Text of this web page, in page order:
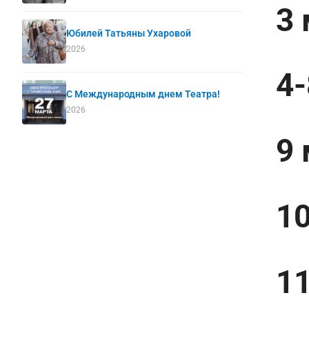
Юбилей Татьяны Ухаровой
2026
С Международным днем Театра!
2026
3
9